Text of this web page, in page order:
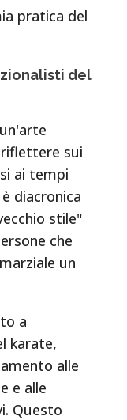
pratica del
del
sui
ai tempi
diacronica
stile"
che
un
a
karate,
alle
e alle
Questo